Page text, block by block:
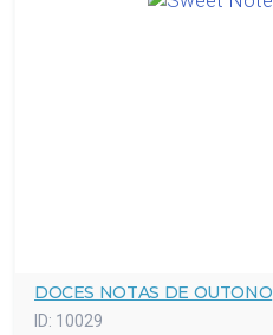
DOCES NOTAS DE OUTONO
ID: 10029